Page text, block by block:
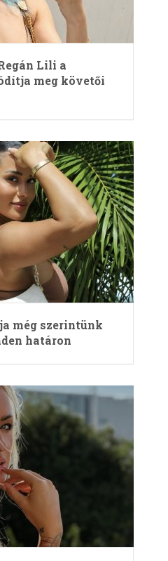
Lili a
meg követői
még szerintünk
határon